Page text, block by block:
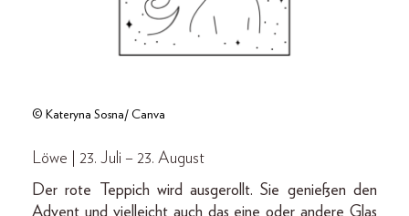
© Kateryna Sosna/ Canva
Löwe | 23. Juli – 23. August
Der rote Teppich wird ausgerollt. Sie genießen den
Advent und vielleicht auch das eine oder andere Glas